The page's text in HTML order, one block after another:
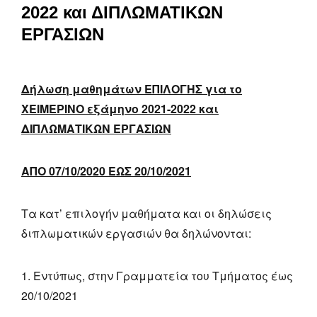
2022 και ΔΙΠΛΩΜΑΤΙΚΩΝ
ΕΡΓΑΣΙΩΝ
Δήλωση μαθημάτων ΕΠΙΛΟΓΗΣ για το
ΧΕΙΜΕΡΙΝΟ εξάμηνο 2021-2022 και
ΔΙΠΛΩΜΑΤΙΚΩΝ ΕΡΓΑΣΙΩΝ
ΑΠΟ 07/10/2020 ΕΩΣ 20/10/2021
Τα κατ’ επιλογήν μαθήματα και οι δηλώσεις
διπλωματικών εργασιών θα δηλώνονται:
Εντύπως, στην Γραμματεία του Τμήματος έως
20/10/2021